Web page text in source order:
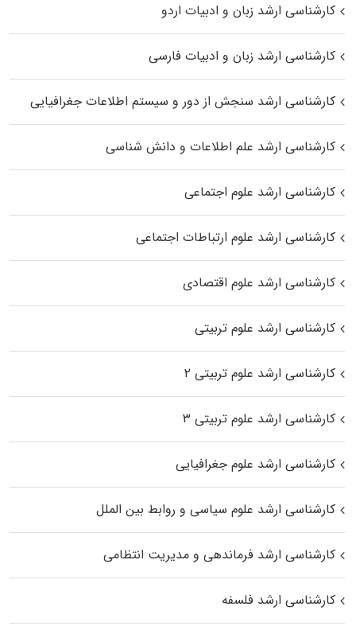
کارشناسی ارشد زبان و ادبیات اردو
کارشناسی ارشد زبان و ادبیات فارسی
کارشناسی ارشد سنجش از دور و سیستم اطلاعات جغرافیایی
کارشناسی ارشد علم اطلاعات و دانش شناسی
کارشناسی ارشد علوم اجتماعی
کارشناسی ارشد علوم ارتباطات اجتماعی
کارشناسی ارشد علوم اقتصادی
کارشناسی ارشد علوم تربیتی
کارشناسی ارشد علوم تربیتی ۲
کارشناسی ارشد علوم تربیتی ۳
کارشناسی ارشد علوم جغرافیایی
کارشناسی ارشد علوم سیاسی و روابط بین الملل
کارشناسی ارشد فرماندهی و مدیریت انتظامی
کارشناسی ارشد فلسفه